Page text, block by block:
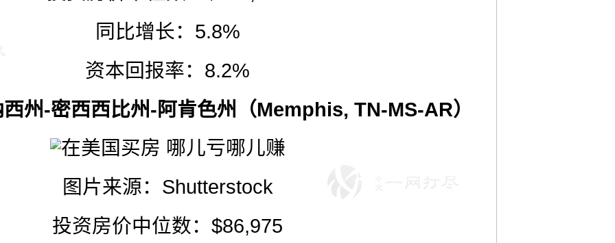
同比增长：5.8%
资本回报率：8.2%
州-密西西比州-阿肯色州（Memphis, TN-MS-AR）
图片来源： Shutterstock
投资房价中位数：$86,975